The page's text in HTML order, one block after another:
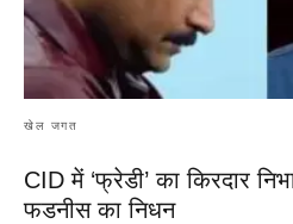
खेल जगत
CID में ‘फ्रेडी’ का किरदार
फडनीस का निधन